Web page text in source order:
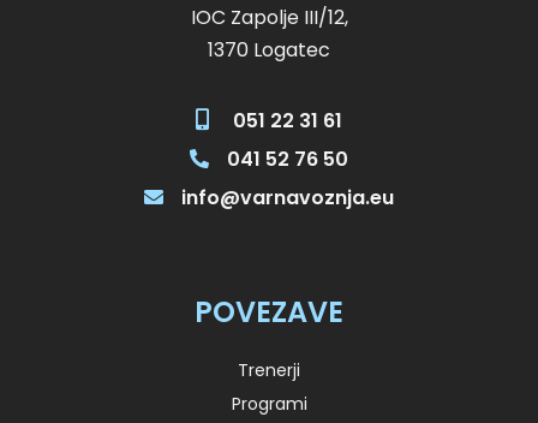
IOC Zapolje III/12,
1370 Logatec
051 22 31 61
041 52 76 50
info@varnavoznja.eu
POVEZAVE
Trenerji
Programi